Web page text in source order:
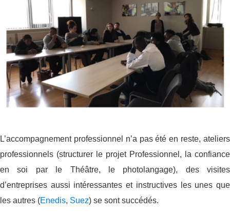
L’accompagnement professionnel n’a pas été en reste, ateliers
professionnels (structurer le projet Professionnel, la confiance
en soi par le Théâtre, le photolangage), des visites
d’entreprises aussi intéressantes et instructives les unes que
les autres (Enedis, Suez) se sont succédés.